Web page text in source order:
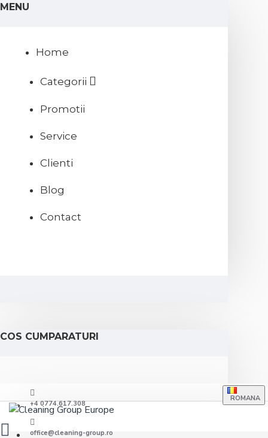
MENU
Home
Categorii
Promotii
Service
Clienti
Blog
Contact
COS CUMPARATURI
+4 0774.617.308
office@cleaning-group.ro
ROMANA